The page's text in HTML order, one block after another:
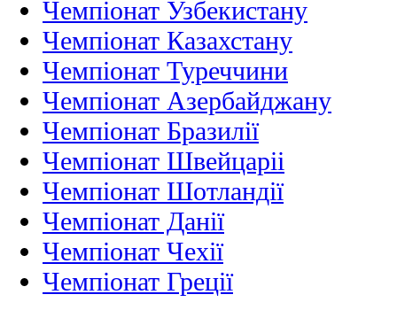
Чемпіонат Узбекистану
Чемпіонат Казахстану
Чемпіонат Туреччини
Чемпіонат Азербайджану
Чемпіонат Бразилії
Чемпіонат Швейцаріі
Чемпіонат Шотландії
Чемпіонат Данії
Чемпіонат Чехії
Чемпіонат Греції